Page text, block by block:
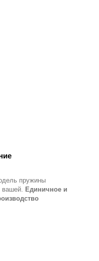
пружины
вашей. Единичное и